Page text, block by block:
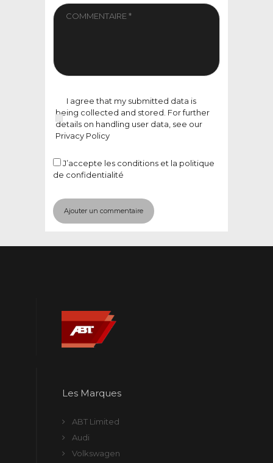
I agree that my submitted data is
being collected and stored. For further
details on handling user data, see our
Privacy Policy
J’accepte les conditions et la politique
de confidentialité
Les Marques
ABT Limited
Audi
Volkswagen